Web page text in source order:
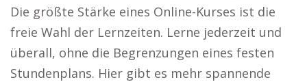
Die größte Stärke eines Online-Kurses ist die
freie Wahl der Lernzeiten. Lerne jederzeit und
überall, ohne die Begrenzungen eines festen
Stundenplans. Hier gibt es mehr spannende